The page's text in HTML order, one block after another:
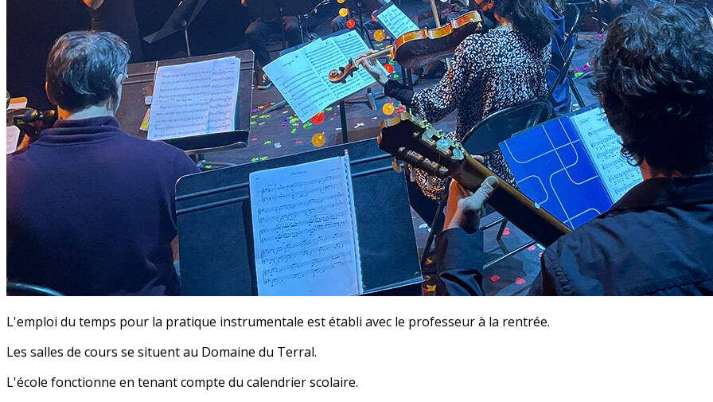
L'emploi du temps pour la pratique instrumentale est établi avec le professeur à la rentrée.
Les salles de cours se situent au Domaine du Terral.
L'école fonctionne en tenant compte du calendrier scolaire.